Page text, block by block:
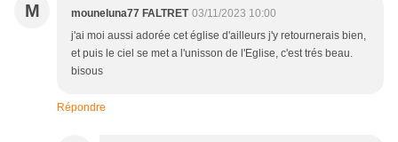
M mouneluna77 FALTRET 03/11/2023 10:00
j'ai moi aussi adorée cet église d'ailleurs j'y retournerais bien,
et puis le ciel se met a l'unisson de l'Eglise, c'est trés beau.
bisous
Répondre